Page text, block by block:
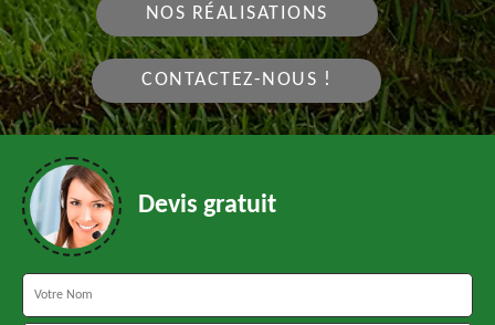
NOS RÉALISATIONS
CONTACTEZ-NOUS !
Devis gratuit